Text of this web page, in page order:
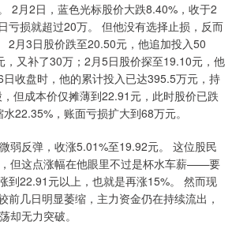
2月2日，蓝色光标股价大跌8.40%，收于2
亏损就超过20万。 但他没有选择止损，反而
2月3日股价跌至20.50元，他追加投入50
又补了30万；2月5日股价探至19.10元，他
收盘时，他的累计投入已达395.5万元，持
但成本价仅摊薄到22.91元，此时股价已跌
22.35%，账面亏损扩大到68万元。
弱反弹，收涨5.01%至19.92元。 这位股民
但这点涨幅在他眼里不过是杯水车薪——要
到22.91元以上，也就是再涨15%。 然而现
前几日明显萎缩，主力资金仍在持续流出，
却无力突破。